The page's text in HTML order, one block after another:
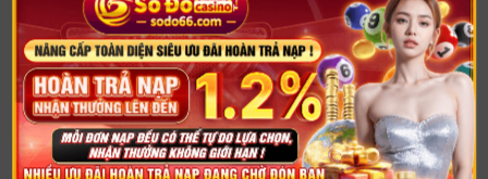
Keonhacai Nhận định
giữa Thanh Hóa vs
HAGL (18h00 ngày 2/3)
Keonhacai Nhận định
giữa Hoffenheim vs
Bremen 23h30 ngày 3/3